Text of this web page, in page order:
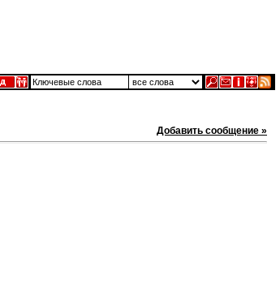
Добавить сообщение »